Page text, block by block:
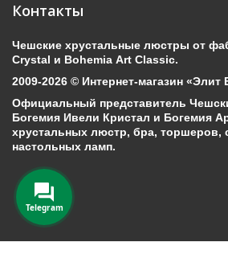
Контакты
Чешские хрустальные люстры от
Crystal и Bohemia Art Classic.
2009-2026 © Интернет-магазин «Элит
Официальный представитель
Богемия Ивели Кристал и Богемия
хрустальных люстр, бра, торшеров,
настольных ламп.
Telegram